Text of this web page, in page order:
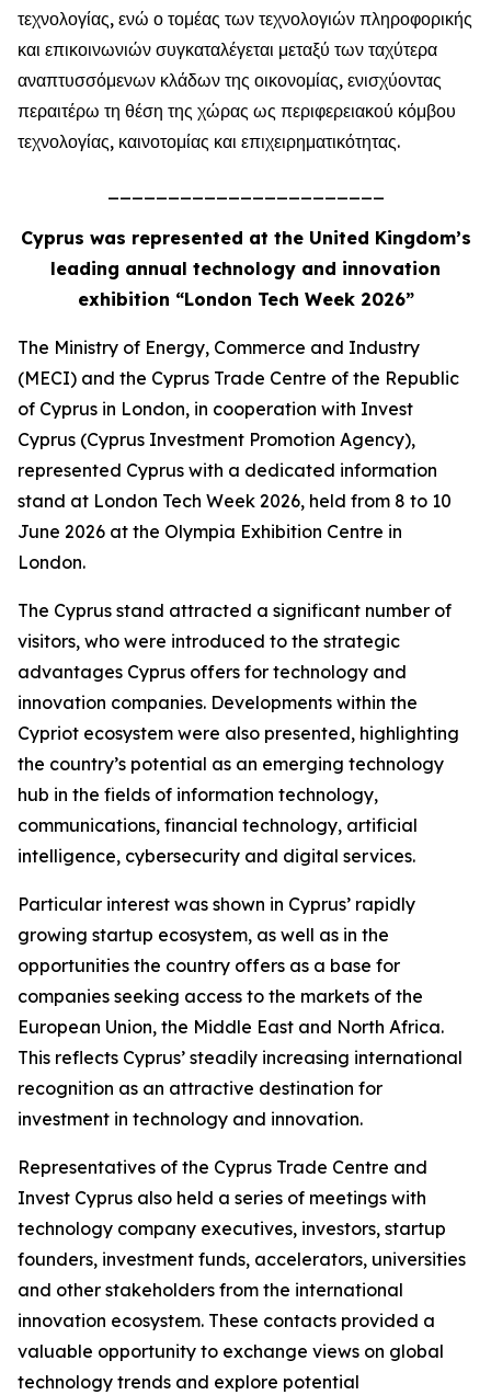
τεχνολογίας, ενώ ο τομέας των τεχνολογιών πληροφορικής
και επικοινωνιών συγκαταλέγεται μεταξύ των ταχύτερα
αναπτυσσόμενων κλάδων της οικονομίας, ενισχύοντας
περαιτέρω τη θέση της χώρας ως περιφερειακού κόμβου
τεχνολογίας, καινοτομίας και επιχειρηματικότητας.
Cyprus was represented at the United Kingdom’s
leading annual technology and innovation
exhibition “London Tech Week 2026”
The Ministry of Energy, Commerce and Industry
(MECI) and the Cyprus Trade Centre of the Republic
of Cyprus in London, in cooperation with Invest
Cyprus (Cyprus Investment Promotion Agency),
represented Cyprus with a dedicated information
stand at London Tech Week 2026, held from 8 to 10
June 2026 at the Olympia Exhibition Centre in
London.
The Cyprus stand attracted a significant number of
visitors, who were introduced to the strategic
advantages Cyprus offers for technology and
innovation companies. Developments within the
Cypriot ecosystem were also presented, highlighting
the country’s potential as an emerging technology
hub in the fields of information technology,
communications, financial technology, artificial
intelligence, cybersecurity and digital services.
Particular interest was shown in Cyprus’ rapidly
growing startup ecosystem, as well as in the
opportunities the country offers as a base for
companies seeking access to the markets of the
European Union, the Middle East and North Africa.
This reflects Cyprus’ steadily increasing international
recognition as an attractive destination for
investment in technology and innovation.
Representatives of the Cyprus Trade Centre and
Invest Cyprus also held a series of meetings with
technology company executives, investors, startup
founders, investment funds, accelerators, universities
and other stakeholders from the international
innovation ecosystem. These contacts provided a
valuable opportunity to exchange views on global
technology trends and explore potential